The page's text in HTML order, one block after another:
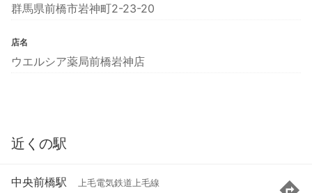
群馬県前橋市岩神町2-23-20
店名
ウエルシア薬局前橋岩神店
近くの駅
中央前橋駅 上毛電気鉄道上毛線